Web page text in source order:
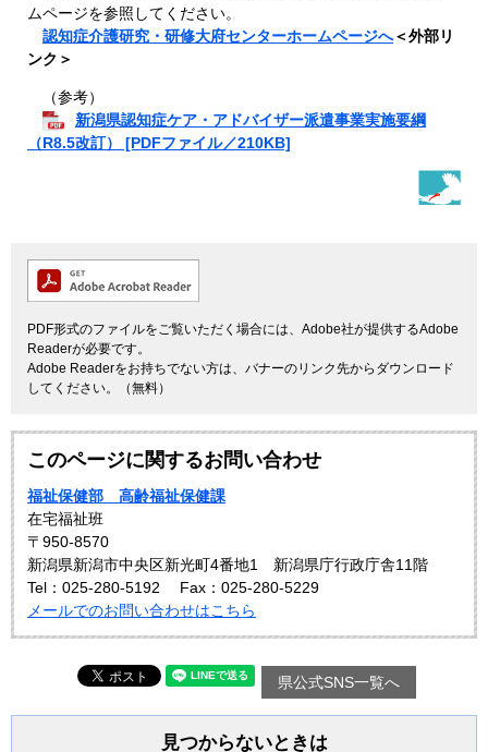
ムページを参照してください。
認知症介護研究・研修大府センターホームページへ＜外部リ
ンク＞
（参考）
新潟県認知症ケア・アドバイザー派遣事業実施要綱
（R8.5改訂） [PDFファイル／210KB]
PDF形式のファイルをご覧いただく場合には、Adobe社が提供するAdobe
Readerが必要です。
Adobe Readerをお持ちでない方は、バナーのリンク先からダウンロード
してください。（無料）
このページに関するお問い合わせ
福祉保健部 高齢福祉保健課
在宅福祉班
〒950-8570
新潟県新潟市中央区新光町4番地1 新潟県庁行政庁舎11階
Tel：025-280-5192
Fax：025-280-5229
メールでのお問い合わせはこちら
県公式SNS一覧へ
見つからないときは